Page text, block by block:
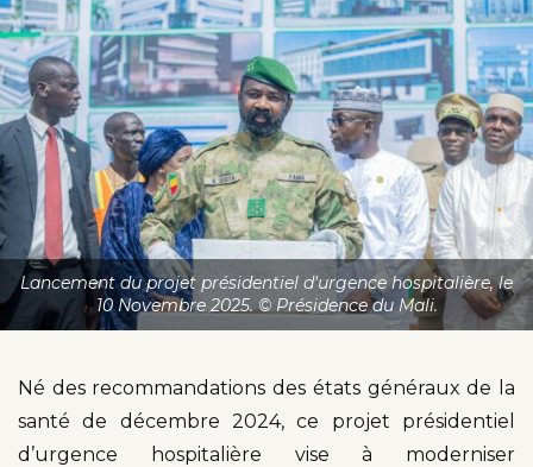
Lancement du projet présidentiel d'urgence hospitalière, le
10 Novembre 2025. © Présidence du Mali.
Né des recommandations des états généraux de la
santé de décembre 2024, ce projet présidentiel
d’urgence hospitalière vise à moderniser